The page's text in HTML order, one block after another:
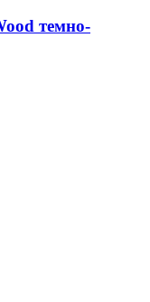
темно-